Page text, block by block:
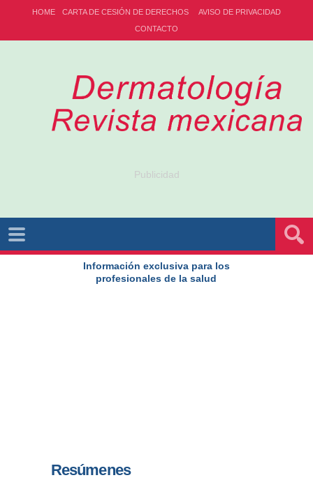
HOME CARTA DE CESIÓN DE DERECHOS
AVISO DE PRIVACIDAD
CONTACTO
Publicidad
Información exclusiva para los
profesionales de la salud
Resúmenes